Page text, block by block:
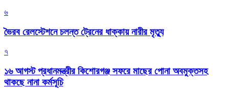
৬
ভৈরব রেলস্টেশনে চলন্ত ট্রেনের ধাক্কায় নারীর মৃত্যু
৭
১৬ আগস্ট প্রধানমন্ত্রীর কিশোরগঞ্জ সফরে মাছের পোনা অবমুক্তসহ
থাকছে নানা কর্মসূচি